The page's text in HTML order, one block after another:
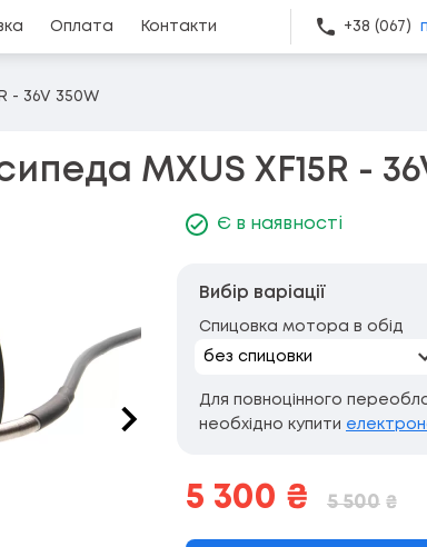
Оплата Контакти +38 (067)
- 36V 350W
MXUS XF15R -
Є в наявності
Вибір варіації
Спицовка мотора в обід
Для повноцінного
необхідно купити
5 300 ₴ 5 500 ₴